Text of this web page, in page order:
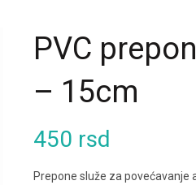
PVC
– 15cm
450 rsd
Prepone služe za povećavanje